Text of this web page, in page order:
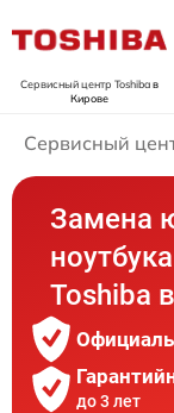
Сервисный центр Toshibaв
Кирове
Сервисный
Замена
ноутбука
Toshiba
до 3 лет